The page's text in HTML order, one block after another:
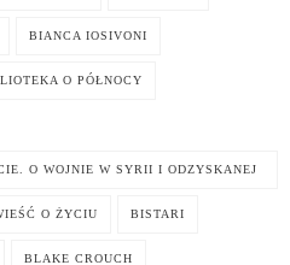
BIANCA IOSIVONI
O PÓŁNOCY
O WOJNIE W SYRII I ODZYSKANEJ
O ŻYCIU BISTARI
BLAKE CROUCH